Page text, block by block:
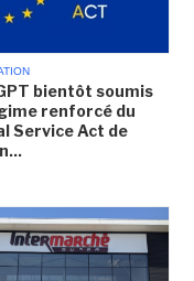
bientôt soumis
renforcé du
Service Act de